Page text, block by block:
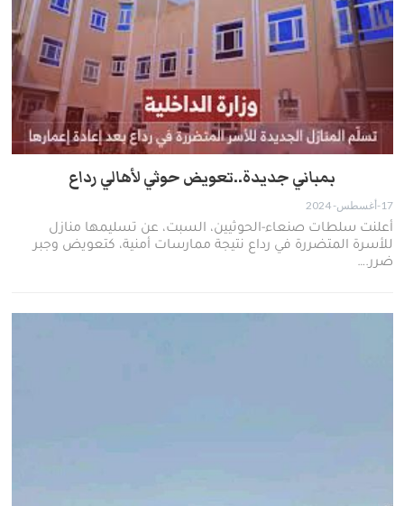
بمباني جديدة..تعويض حوثي لأهالي رداع
17-أغسطس- 2024
أعلنت سلطات صنعاء-الحوثيين، السبت، عن تسليمها منازل
للأسرة المتضررة في رداع نتيجة ممارسات أمنية، كتعويض وجبر
ضرر.…